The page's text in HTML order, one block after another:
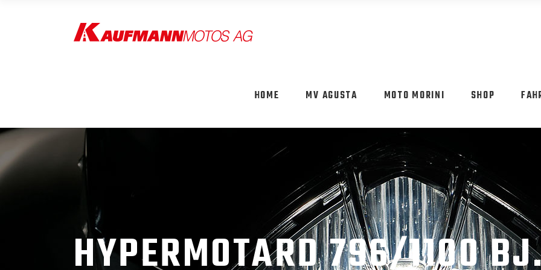
HOME MV AGUSTA MOTO MORINI SHOP
HYPERMOTARD 796/1100